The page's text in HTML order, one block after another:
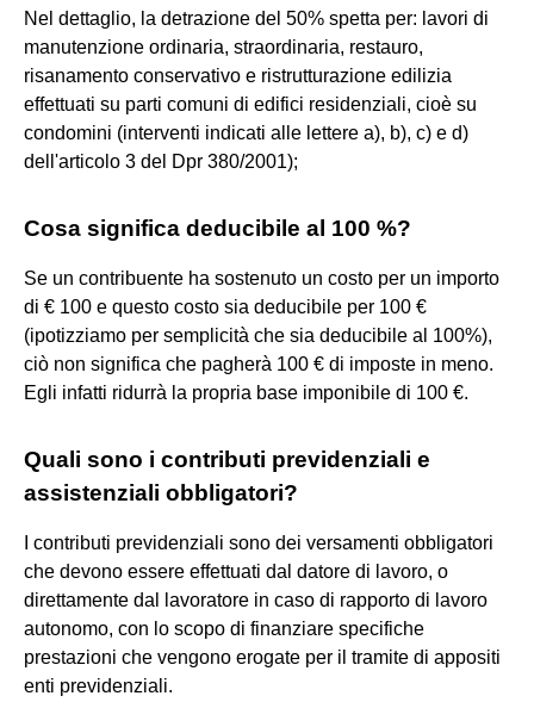
Nel dettaglio, la detrazione del 50% spetta per: lavori di
manutenzione ordinaria, straordinaria, restauro,
risanamento conservativo e ristrutturazione edilizia
effettuati su parti comuni di edifici residenziali, cioè su
condomini (interventi indicati alle lettere a), b), c) e d)
dell'articolo 3 del Dpr 380/2001);
Cosa significa deducibile al 100 %?
Se un contribuente ha sostenuto un costo per un importo
di € 100 e questo costo sia deducibile per 100 €
(ipotizziamo per semplicità che sia deducibile al 100%),
ciò non significa che pagherà 100 € di imposte in meno.
Egli infatti ridurrà la propria base imponibile di 100 €.
Quali sono i contributi previdenziali e
assistenziali obbligatori?
I contributi previdenziali sono dei versamenti obbligatori
che devono essere effettuati dal datore di lavoro, o
direttamente dal lavoratore in caso di rapporto di lavoro
autonomo, con lo scopo di finanziare specifiche
prestazioni che vengono erogate per il tramite di appositi
enti previdenziali.